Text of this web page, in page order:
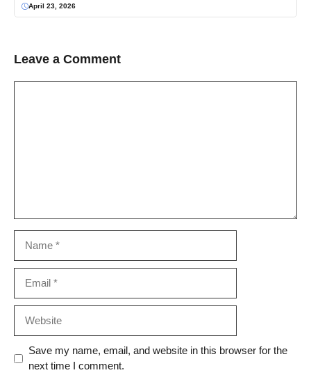
April 23, 2026
Leave a Comment
Save my name, email, and website in this browser for the
next time I comment.